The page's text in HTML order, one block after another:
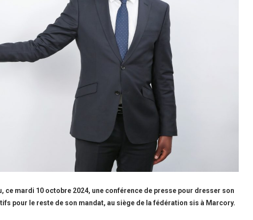
ce mardi 10 octobre 2024, une conférence de presse pour dresser son
pour le reste de son mandat, au siège de la fédération sis à Marcory.